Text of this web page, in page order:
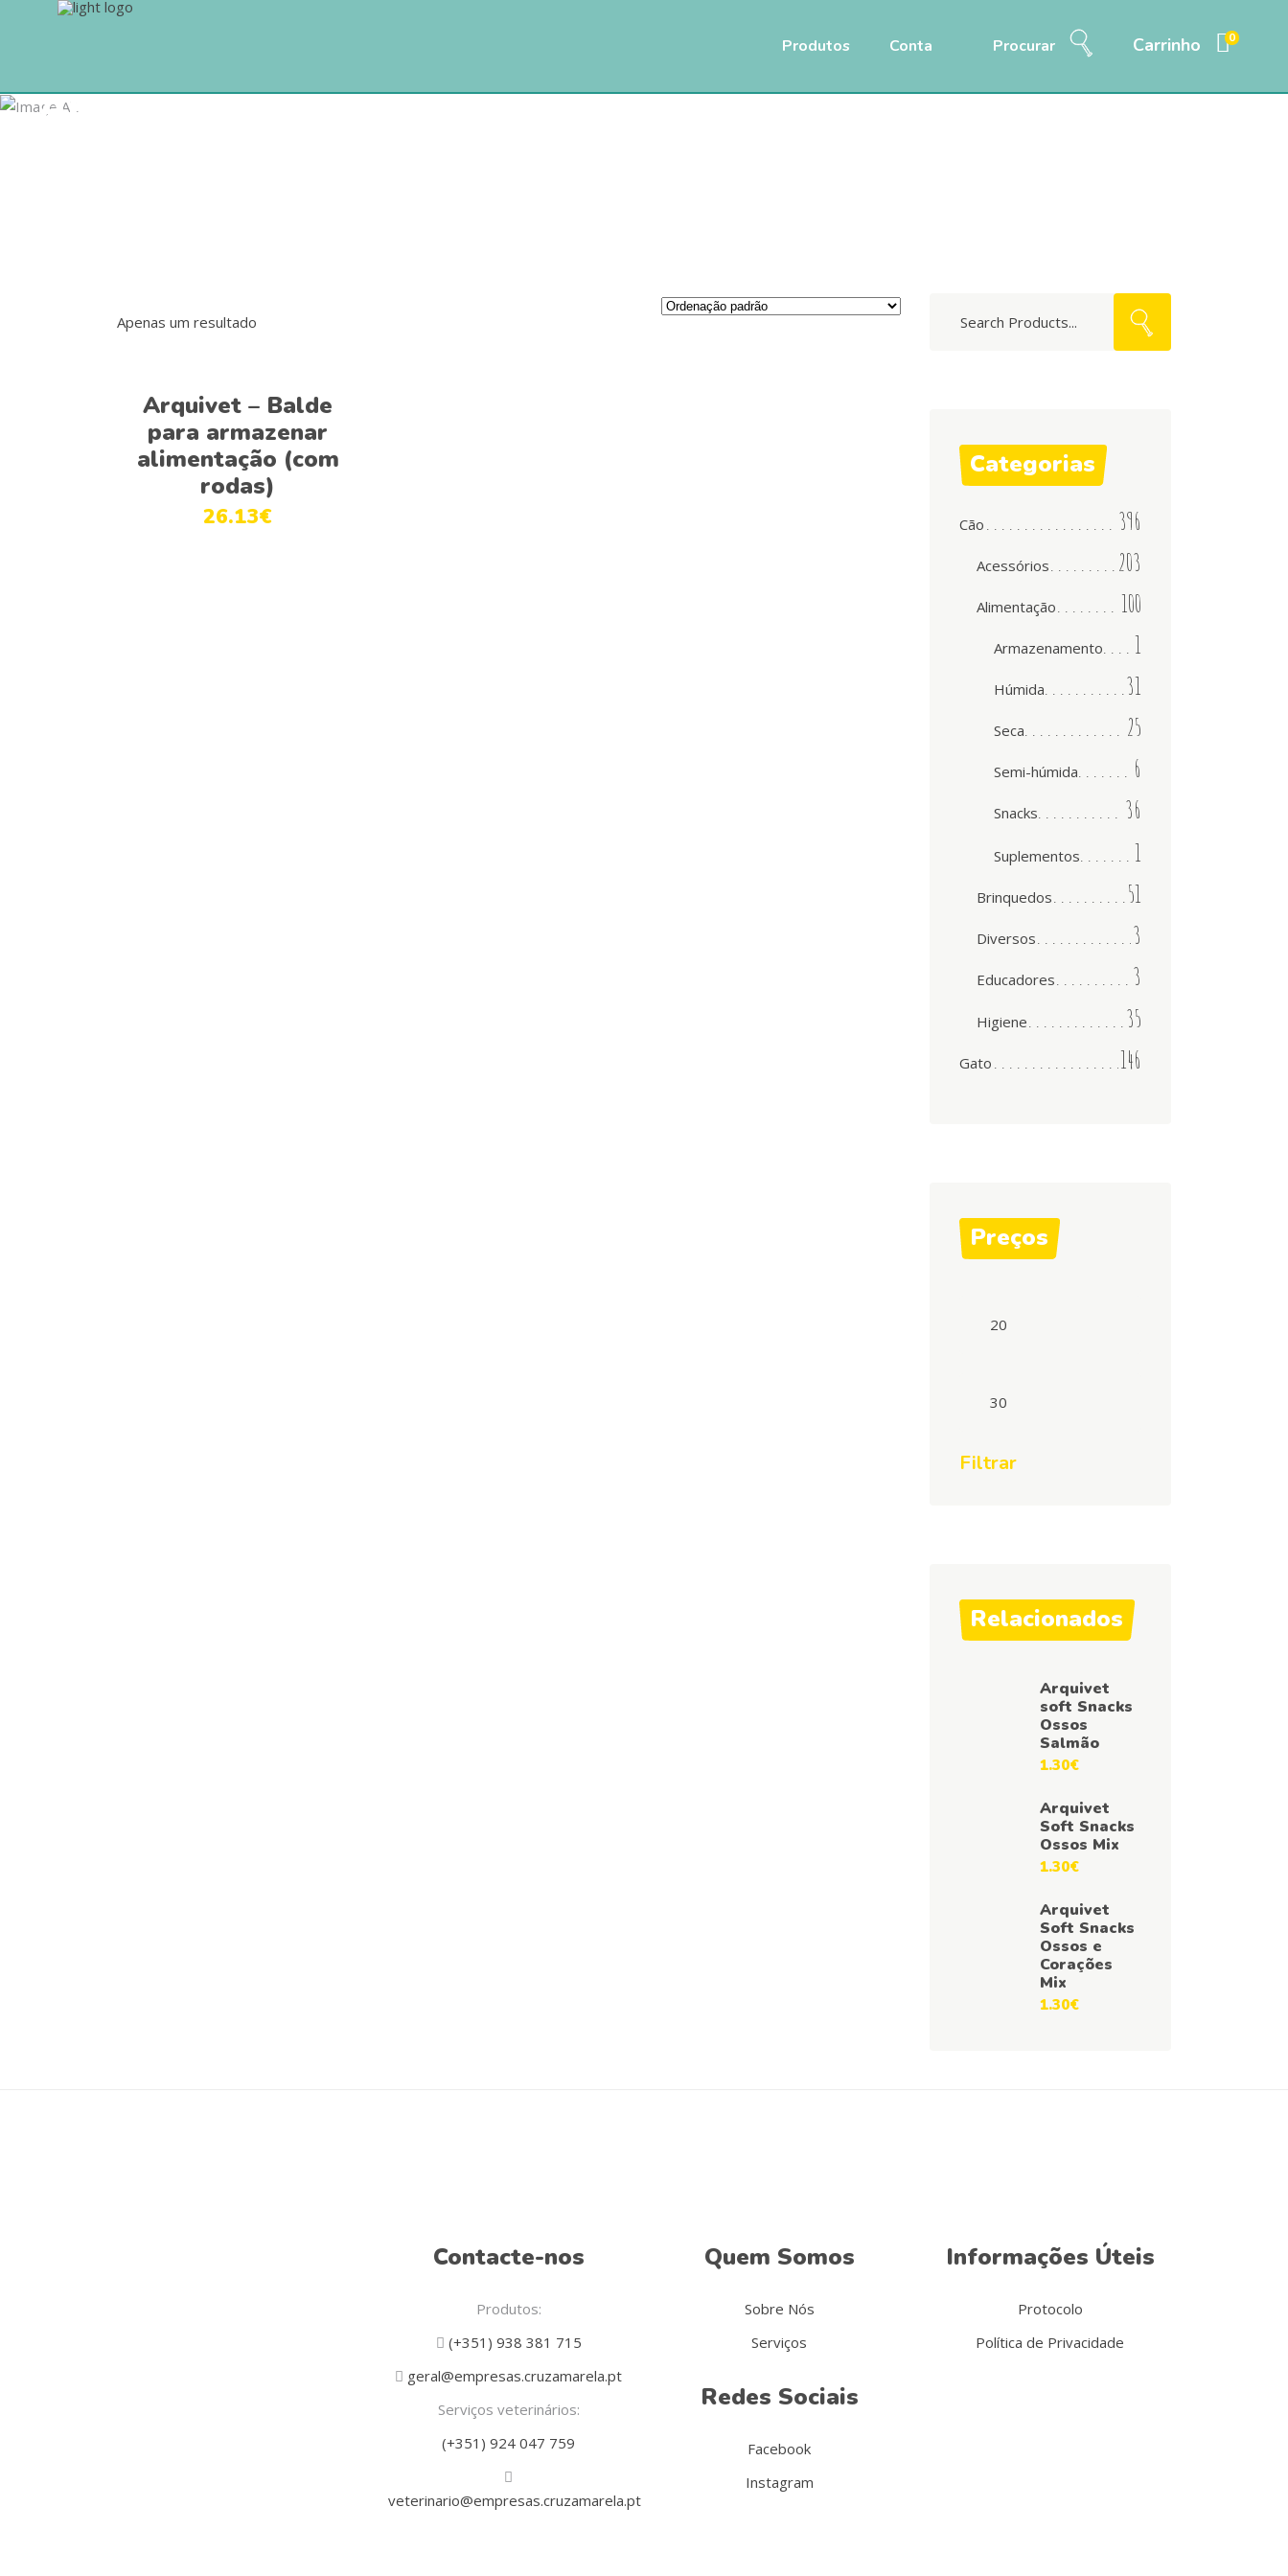
Produtos Conta Procurar Carrinho 0
Armazenamento
Apenas um resultado
Adicionar
Arquivet – Balde
para armazenar
alimentação (com
rodas)
26.13€
Categorias
Cão 396
Acessórios 203
Alimentação 100
Armazenamento 1
Húmida 31
Seca 25
Semi-húmida 6
Snacks 36
Suplementos 1
Brinquedos 51
Diversos 3
Educadores 3
Higiene 35
Gato 146
Preços
mínimo
máximo
Filtrar
Relacionados
Arquivet
soft Snacks
Ossos
Salmão
1.30€
Arquivet
Soft Snacks
Ossos Mix
1.30€
Arquivet
Soft Snacks
Ossos e
Corações
Mix
1.30€
Contacte-nos
Produtos:
(+351) 938 381 715
geral@empresas.cruzamarela.pt
Serviços veterinários:
(+351) 924 047 759
veterinario@empresas.cruzamarela.pt
Quem Somos
Sobre Nós
Serviços
Redes Sociais
Facebook
Instagram
Informações Úteis
Protocolo
Política de Privacidade